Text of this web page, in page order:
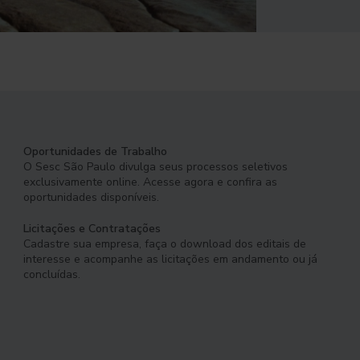
Oportunidades de Trabalho
O Sesc São Paulo divulga seus processos seletivos
exclusivamente online. Acesse agora e confira as
oportunidades disponíveis.
Licitações e Contratações
Cadastre sua empresa, faça o download dos editais de
interesse e acompanhe as licitações em andamento ou já
concluídas.